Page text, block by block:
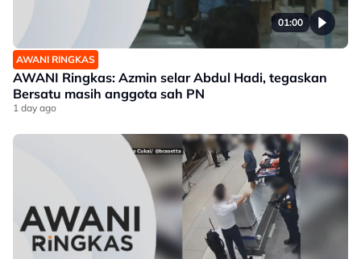
01:00
AWANI RINGKAS
AWANI Ringkas: Azmin selar Abdul Hadi, tegaskan
Bersatu masih anggota sah PN
1 day ago